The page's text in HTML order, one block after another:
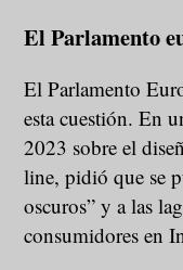
El Parlamento
El Parlamento
esta cuestión. En
2023 sobre el
line, pidió que se
oscuros” y a las
consumidores en